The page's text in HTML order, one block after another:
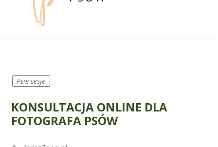
Psie sesje
KONSULTACJA ONLINE DLA
FOTOGRAFA PSÓW